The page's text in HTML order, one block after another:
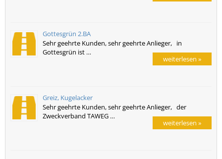
Gottesgrün 2.BA
Sehr geehrte Kunden, sehr geehrte Anlieger, in
Gottesgrün ist …
weiterlesen »
Greiz, Kugelacker
Sehr geehrte Kunden, sehr geehrte Anlieger, der
Zweckverband TAWEG …
weiterlesen »